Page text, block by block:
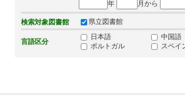
年
月から
検索対象図書館 県立図書館
言語区分
日本語 中国語
ポルトガル
スペイ